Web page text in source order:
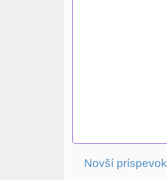
Novší príspevok